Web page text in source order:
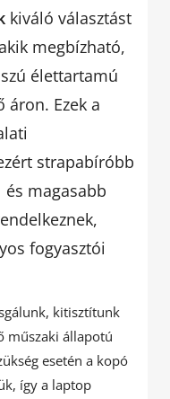
kiváló választást
megbízható,
élettartamú
áron. Ezek a
strapabíróbb
magasabb
fogyasztói
kitisztítunk
műszaki állapotú
esetén a kopó
így a laptop